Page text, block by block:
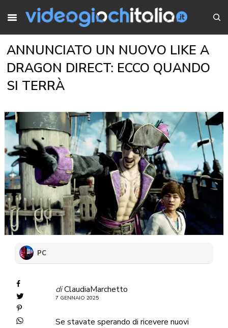
ANNUNCIATO UN NUOVO LIKE A
DRAGON DIRECT: ECCO QUANDO
SI TERRÀ
PC
diClaudiaMarchetto
7 GENNAIO 2025
Se stavate sperando di ricevere nuovi